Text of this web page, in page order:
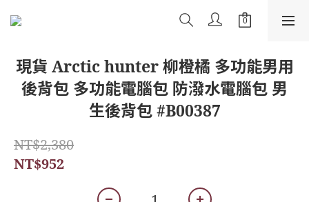
現貨 Arctic hunter 柳橙橘 多功能男用
後背包 多功能電腦包 防潑水電腦包 男
生後背包 #B00387
NT$2,380
NT$952